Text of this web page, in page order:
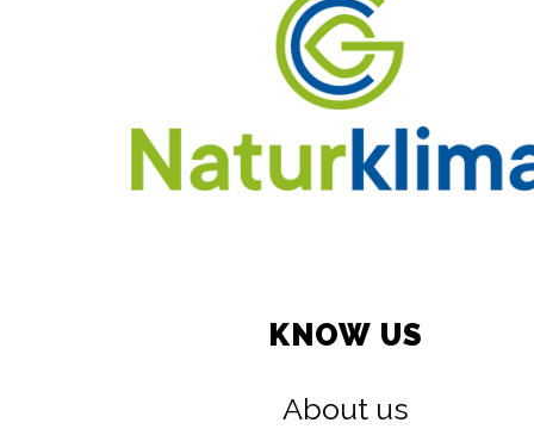
KNOW US
About us